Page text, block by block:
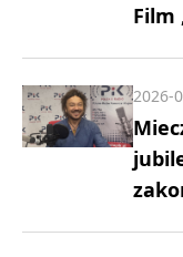
Film
2026-